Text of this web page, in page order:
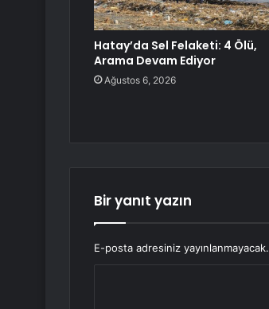
Hatay’da Sel Felaketi: 4 Ölü,
Arama Devam Ediyor
Ağustos 6, 2026
Bir yanıt yazın
E-posta adresiniz yayınlanmayacak.